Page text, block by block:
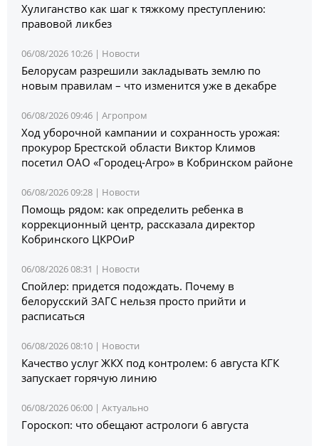
Хулиганство как шаг к тяжкому преступлению:
правовой ликбез
06/08/2026 10:26 | Новости
Белорусам разрешили закладывать землю по
новым правилам – что изменится уже в декабре
06/08/2026 09:46 | Агропром
Ход уборочной кампании и сохранность урожая:
прокурор Брестской области Виктор Климов
посетил ОАО «Городец-Агро» в Кобринском районе
06/08/2026 09:28 | Новости
Помощь рядом: как определить ребенка в
коррекционный центр, рассказала директор
Кобринского ЦКРОиР
06/08/2026 08:31 | Новости
Спойлер: придется подождать. Почему в
белорусский ЗАГС нельзя просто прийти и
расписаться
06/08/2026 08:10 | Новости
Качество услуг ЖКХ под контролем: 6 августа КГК
запускает горячую линию
06/08/2026 06:00 | Актуально
Гороскоп: что обещают астрологи 6 августа